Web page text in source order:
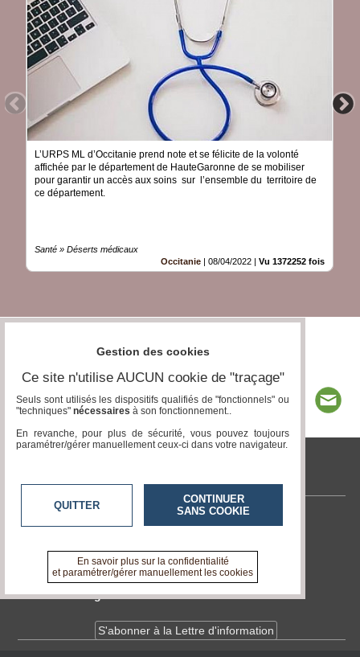
L’URPS ML d’Occitanie prend note et se félicite de la volonté
affichée par le département de HauteGaronne de se mobiliser
pour garantir un accès aux soins sur l’ensemble du territoire de
ce département.
Santé » Déserts médicaux
Occitanie
08/04/2022 Vu 1372252 fois
tvcitoyenne.com
Contactez-nous
A propos de tvcitoyenne.com
Devenir délégué
S'abonner à la Lettre d'information
Gestion des cookies
Ce site n'utilise AUCUN cookie de "traçage"
Seuls sont utilisés les dispositifs qualifiés de "fonctionnels" ou
"techniques" nécessaires à son fonctionnement..
En revanche, pour plus de sécurité, vous pouvez toujours
paramétrer/gérer manuellement ceux-ci dans votre navigateur.
QUITTER
CONTINUER
SANS COOKIE
En savoir plus sur la confidentialité
et paramétrer/gérer manuellement les cookies